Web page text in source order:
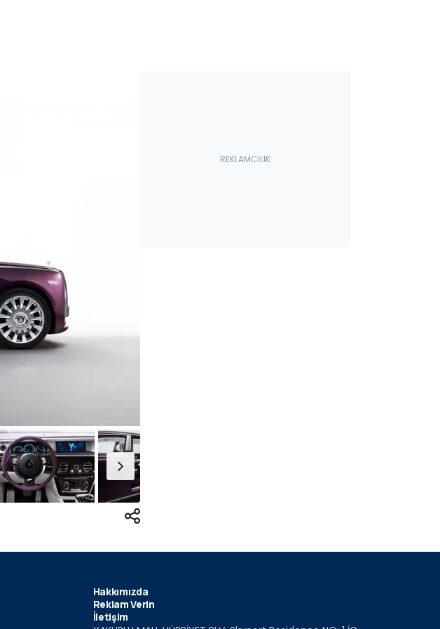
Hakkımızda
Reklam Verin
İletişim